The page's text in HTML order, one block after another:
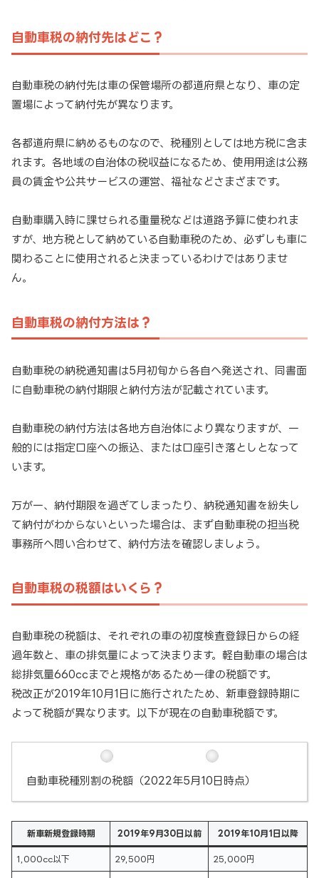
自動車税の納付先はどこ？
自動車税の納付先は車の保管場所の都道府県となり、車の定
置場によって納付先が異なります。
各都道府県に納めるものなので、税種別としては地方税に含ま
れます。各地域の自治体の税収益になるため、使用用途は公務
員の賃金や公共サービスの運営、福祉などさまざまです。
自動車購入時に課せられる重量税などは道路予算に使われま
すが、地方税として納めている自動車税のため、必ずしも車に
関わることに使用されると決まっているわけではありませ
ん。
自動車税の納付方法は？
自動車税の納税通知書は5月初旬から各自へ発送され、同書面
に自動車税の納付期限と納付方法が記載されています。
自動車税の納付方法は各地方自治体により異なりますが、一
般的には指定口座への振込、または口座引き落としとなって
います。
万が一、納付期限を過ぎてしまったり、納税通知書を紛失し
て納付がわからないといった場合は、まず自動車税の担当税
事務所へ問い合わせて、納付方法を確認しましょう。
自動車税の税額はいくら？
自動車税の税額は、それぞれの車の初度検査登録日からの経
過年数と、車の排気量によって決まります。軽自動車の場合は
総排気量660ccまでと規格があるため一律の税額です。
税改正が2019年10月1日に施行されたため、新車登録時期に
よって税額が異なります。以下が現在の自動車税額です。
自動車税種別割の税額（2022年5月10日時点）
新車新規登録時期 2019年9月30日以前 2019年10月1日以降
1,000cc以下 29,500円 25,000円